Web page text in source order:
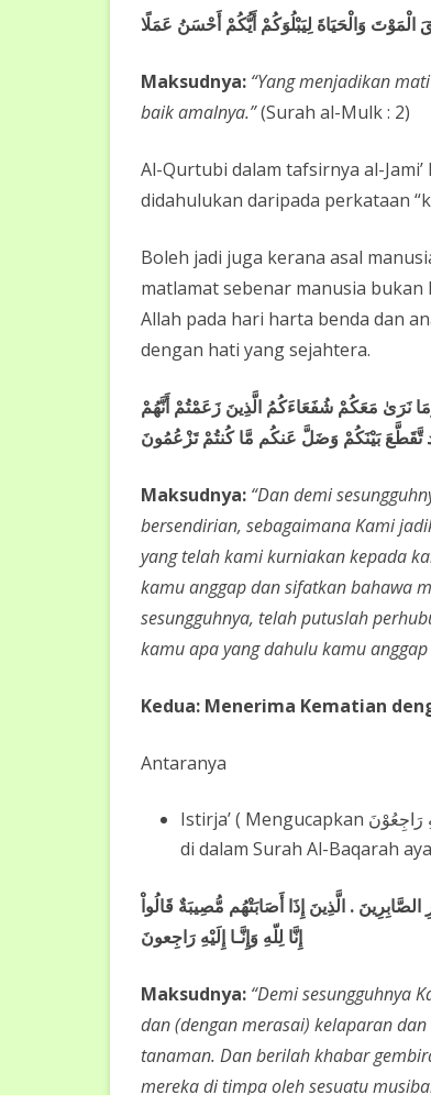
الْمَوْتَ وَالْحَيَاةَ لِيَبْلُوَكُمْ أَيُّكُمْ أَحْسَنُ عَمَلًا
Maksudnya: “Yang menjadikan
baik amalnya.”(Surah al-Mulk : 2)
Al-Qurtubi dalam tafsirnya al-
didahulukan daripada perkataan
Boleh jadi juga kerana asal
matlamat sebenar manusia bukan
Allah pada hari harta benda dan
dengan hati yang sejahtera.
نَرَىٰ مَعَكُمْ شُفَعَاءَكُمُ الَّذِينَ زَعَمْتُمْ أَنَّهُمْ
تَّقَطَّعَ بَيْنَكُمْ وَضَلَّ عَنكُم مَّا كُنتُمْ تَزْعُمُونَ
Maksudnya: “Dan demi
bersendirian, sebagaimana Kami
yang telah kami kurniakan kepada
kamu anggap dan sifatkan bahawa
sesungguhnya, telah putuslah
kamu apa yang dahulu kamu
Kedua: Menerima Kematian
Antaranya
Istirja’ ( Mengucapkan إِنَّا لِلَّهِ وَإِنَّا إِلَيْهِ رَاجِعُوْنَ) apabila menerima berita kematian. Firman Allah SWT
di dalam Surah Al-Baqarah
. الَّذِينَ إِذَا أَصَابَتْهُم مُّصِيبَةٌ قَالُواْ
إِنَّا لِلّهِ وَإِنَّـا إِلَيْهِ رَاجِعونَ
Maksudnya: “Demi sesungguhnya
dan (dengan merasai) kelaparan
tanaman. Dan berilah khabar
mereka di timpa oleh sesuatu